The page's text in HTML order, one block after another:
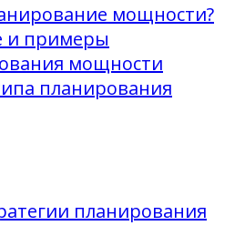
мощности?
и примеры
мощности
планирования
планирования